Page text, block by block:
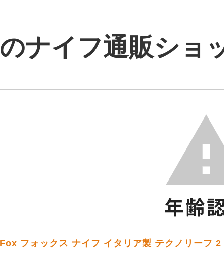
ナイフ通販ショ
フォックス ナイフ イタリア製 テクノリーフ